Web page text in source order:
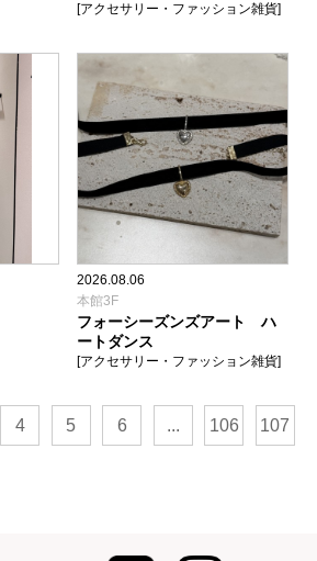
[アクセサリー・ファッション雑貨]
2026.08.06
本館3F
フォーシーズンズアート ハ
ートダンス
[アクセサリー・ファッション雑貨]
4 5 6 ... 106 107